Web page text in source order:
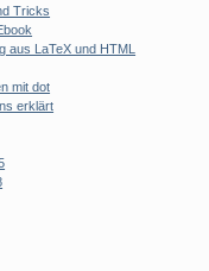
Tricks
aus LaTeX und HTML
mit dot
erklärt